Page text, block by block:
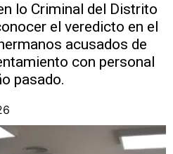
lo Criminal del Distrito
el veredicto en el
acusados de
con personal
pasado.